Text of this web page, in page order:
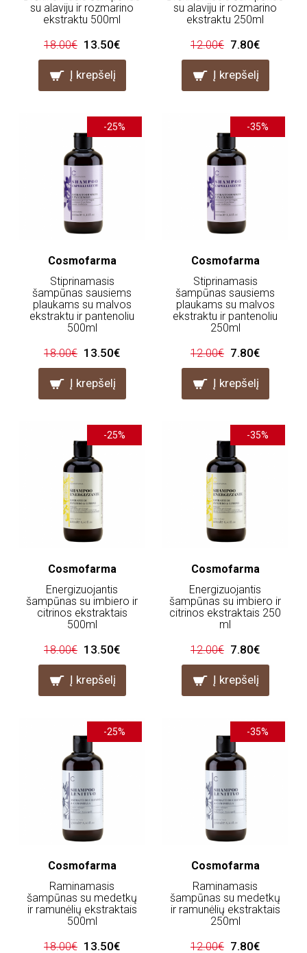
su alaviju ir rozmarino
ekstraktu 500ml
18.00€ 13.50€
Į krepšelį
su alaviju ir rozmarino
ekstraktu 250ml
12.00€ 7.80€
Į krepšelį
-25%
Cosmofarma
Stiprinamasis
šampūnas sausiems
plaukams su malvos
ekstraktu ir pantenoliu
500ml
18.00€ 13.50€
Į krepšelį
-35%
Cosmofarma
Stiprinamasis
šampūnas sausiems
plaukams su malvos
ekstraktu ir pantenoliu
250ml
12.00€ 7.80€
Į krepšelį
-25%
Cosmofarma
Energizuojantis
šampūnas su imbiero ir
citrinos ekstraktais
500ml
18.00€ 13.50€
Į krepšelį
-35%
Cosmofarma
Energizuojantis
šampūnas su imbiero ir
citrinos ekstraktais 250
ml
12.00€ 7.80€
Į krepšelį
-25%
Cosmofarma
Raminamasis
šampūnas su medetkų
ir ramunėlių ekstraktais
500ml
18.00€ 13.50€
-35%
Cosmofarma
Raminamasis
šampūnas su medetkų
ir ramunėlių ekstraktais
250ml
12.00€ 7.80€